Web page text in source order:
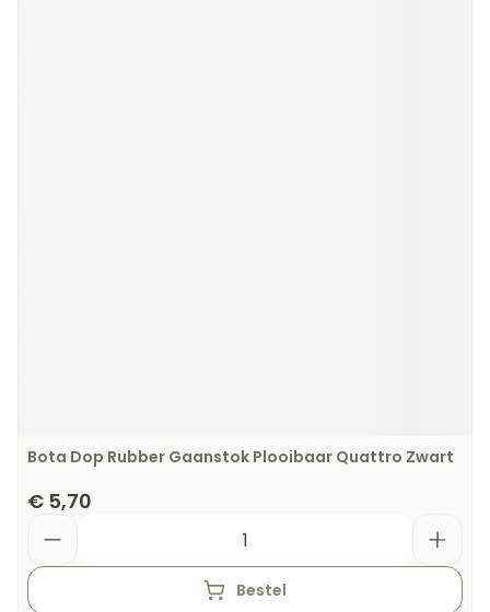
Bota Dop Rubber Gaanstok Plooibaar Quattro Zwart
€ 5,70
Bestel